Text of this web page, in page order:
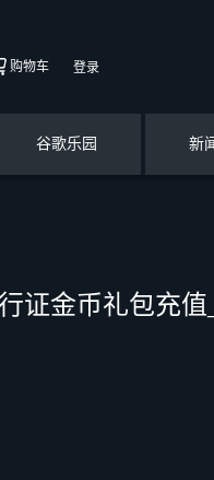
购物车 登录
谷歌乐园 新
证金币礼包充